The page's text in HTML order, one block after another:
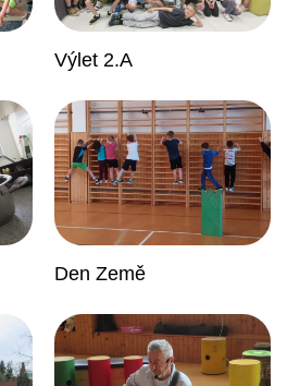
Výlet 2.A
Den Země